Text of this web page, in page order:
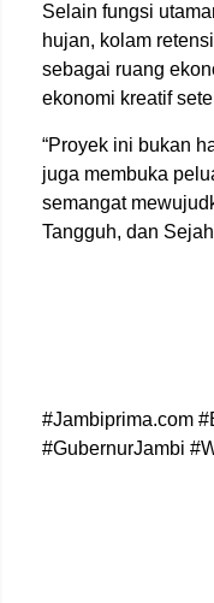
Selain fungsi
hujan, kolam
sebagai ruang
ekonomi kreatif
“Proyek ini bukan
juga membuka
semangat
Tangguh, dan
#Jambiprima.com
#GubernurJambi